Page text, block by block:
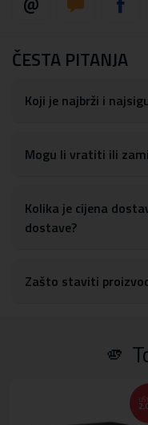
ČESTA PITANJA
Koji je najbrži i
Mogu li vratiti ili
Kolika je cijena
dostave?
Zašto staviti
🫵